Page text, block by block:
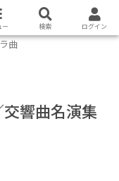
曲
響曲名演集
ー 検索 ログイン